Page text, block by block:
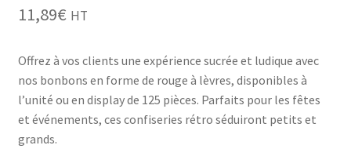
Chichas
Grinders
Plateau pour rouler
Vape
11,89€ HT
Offrez à vos clients une expérience sucrée et ludique avec
nos bonbons en forme de rouge à lèvres, disponibles à
l’unité ou en display de 125 pièces. Parfaits pour les fêtes
et événements, ces confiseries rétro séduiront petits et
grands.